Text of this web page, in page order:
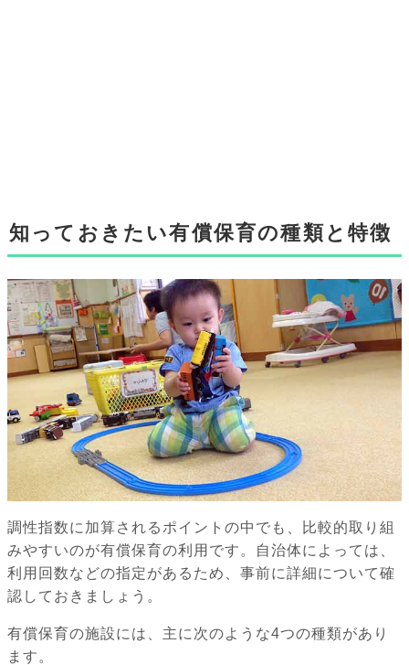
知っておきたい有償保育の種類と特徴
調性指数に加算されるポイントの中でも、比較的取り組
みやすいのが有償保育の利用です。自治体によっては、
利用回数などの指定があるため、事前に詳細について確
認しておきましょう。
有償保育の施設には、主に次のような4つの種類があり
ます。